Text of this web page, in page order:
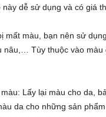
này dễ sử dụng và có giá
mất màu, bạn nên sử
nâu,… Tùy thuộc vào
Lấy lại màu cho da,
da cho những sản